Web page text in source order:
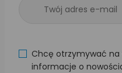
Chcę otrzymywać
informacje o